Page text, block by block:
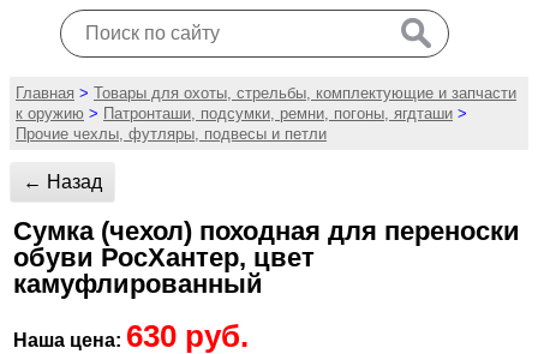
Главная > Товары для охоты, стрельбы, комплектующие и запчасти
к оружию > Патронташи, подсумки, ремни, погоны, ягдташи >
Прочие чехлы, футляры, подвесы и петли
← Назад
Сумка (чехол) походная для переноски
обуви РосХантер, цвет
камуфлированный
Наша цена: 630 руб.